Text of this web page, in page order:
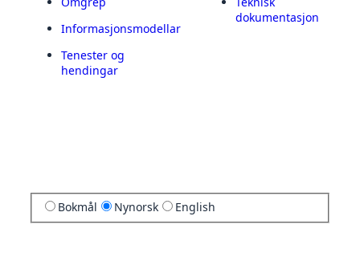
Informasjonsmodellar
Tenester og
hendingar
dokumentasjon
Bokmål Nynorsk English